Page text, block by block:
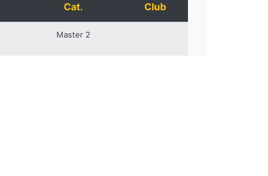
Cat. Club
Master 2